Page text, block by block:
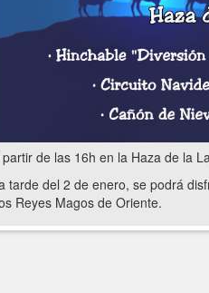
partir de las 16h en la Haza de la
tarde del 2 de enero, se podrá
Reyes Magos de Oriente.